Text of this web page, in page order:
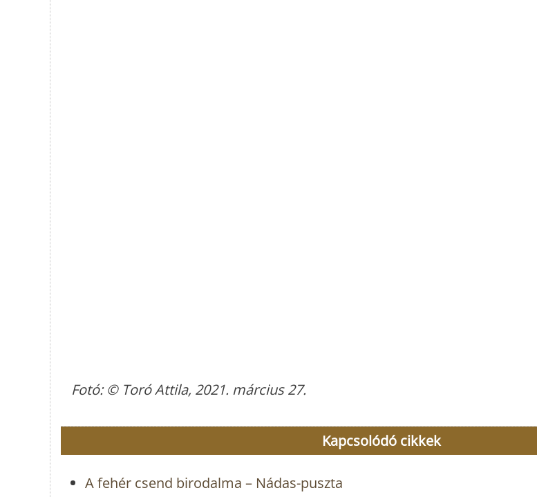
Fotó: © Toró Attila, 2021. március 27.
Kapcsolódó cikkek
A fehér csend birodalma – Nádas-puszta